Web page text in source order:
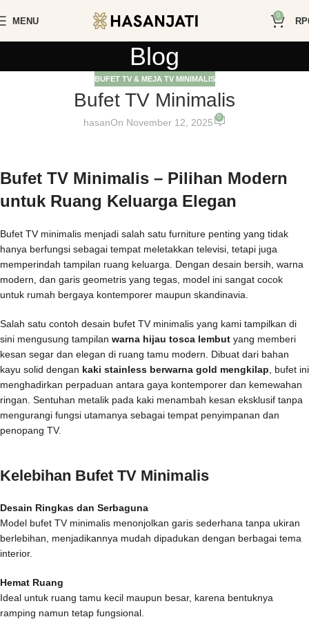
MENU
0
RP
Blog
BUFET TV & MEJA TV MINIMALIS
Bufet TV Minimalis
hasanOn November 12, 2025 0
Bufet TV Minimalis – Pilihan Modern
untuk Ruang Keluarga Elegan
Bufet TV minimalis menjadi salah satu furniture penting yang tidak
hanya berfungsi sebagai tempat meletakkan televisi, tetapi juga
memperindah tampilan ruang keluarga. Dengan desain bersih, warna
modern, dan garis geometris yang tegas, model ini sangat cocok
untuk rumah bergaya kontemporer maupun skandinavia.
Salah satu contoh desain bufet TV minimalis yang kami tampilkan di
sini mengusung tampilan warna hijau tosca lembut yang memberi
kesan segar dan elegan di ruang tamu modern. Dibuat dari bahan
kayu solid dengan kaki stainless berwarna gold mengkilap , bufet ini
menghadirkan perpaduan antara gaya kontemporer dan kemewahan
ringan. Sentuhan metalik pada kaki menambah kesan eksklusif tanpa
mengurangi fungsi utamanya sebagai tempat penyimpanan dan
penopang TV.
Kelebihan Bufet TV Minimalis
Desain Ringkas dan Serbaguna
Model bufet TV minimalis menonjolkan garis sederhana tanpa ukiran
berlebihan, menjadikannya mudah dipadukan dengan berbagai tema
interior.
Hemat Ruang
Ideal untuk ruang tamu kecil maupun besar, karena bentuknya
ramping namun tetap fungsional.